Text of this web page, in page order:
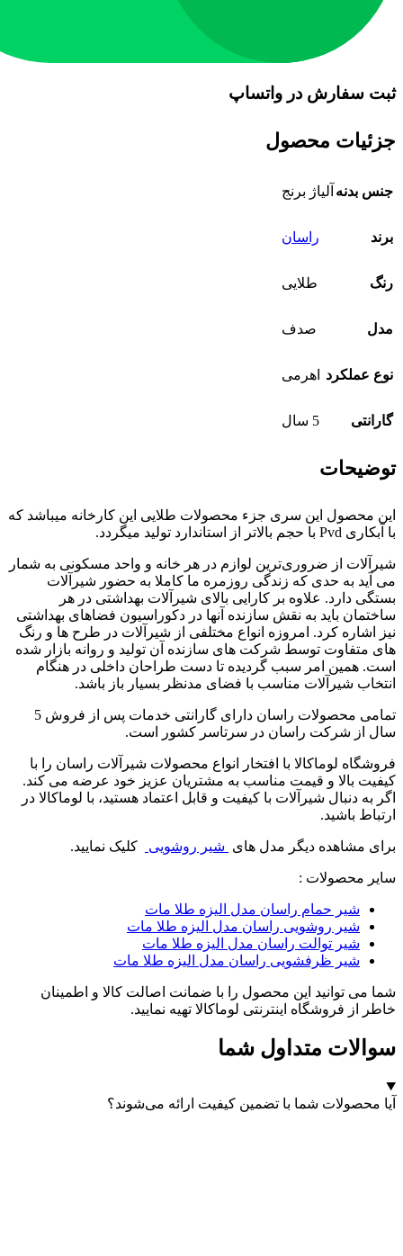
ثبت سفارش در واتساپ
جزئیات محصول
جنس بدنه آلیاژ برنج
برند راسان
رنگ طلایی
مدل صدف
نوع عملکرد اهرمی
گارانتی 5 سال
توضیحات
این محصول این سری جزء محصولات طلایی این کارخانه میباشد که
با آبکاری Pvd با حجم بالاتر از استاندارد تولید میگردد.
شیرآلات از ضروری‌ترین لوازم در هر خانه و واحد مسکونی به شمار
می آید به حدی که زندگی روزمره ما کاملا به حضور شیرآلات
بستگی دارد. علاوه بر کارایی بالای شیرآلات بهداشتی در هر
ساختمان باید به نقش سازنده آنها در دکوراسیون فضاهای بهداشتی
نیز اشاره کرد. امروزه انواع مختلفی از شیرآلات در طرح ها و رنگ
های متفاوت توسط شرکت های سازنده آن تولید و روانه بازار شده
است. همین امر سبب گردیده تا دست طراحان داخلی در هنگام
انتخاب شیرآلات مناسب با فضای مدنظر بسیار باز باشد.
تمامی محصولات راسان دارای
گارانتی خدمات پس از فروش 5
سال از شرکت راسان در سرتاسر کشور است.
فروشگاه لوماکالا با افتخار انواع محصولات شیرآلات راسان را با
کیفیت بالا و قیمت مناسب به مشتریان عزیز خود عرضه می کند.
اگر به دنبال شیرآلات با کیفیت و قابل اعتماد هستید، با لوماکالا در
ارتباط باشید.
برای مشاهده دیگر مدل های شیر روشویی کلیک نمایید.
سایر محصولات :
شیر حمام راسان مدل الیزه طلا مات
شیر روشویی راسان مدل الیزه طلا مات
شیر توالت راسان مدل الیزه طلا مات
شیر ظرفشویی راسان مدل الیزه طلا مات
شما می توانید این محصول را با ضمانت اصالت کالا و اطمینان
خاطر از فروشگاه اینترنتی لوماکالا تهیه نمایید.
سوالات متداول شما
آیا محصولات شما با تضمین کیفیت ارائه می‌شوند؟